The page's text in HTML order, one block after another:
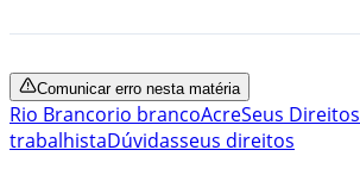
Comunicar erro nesta matéria
Rio Brancorio brancoAcreSeus Direitos
trabalhistaDúvidasseus direitos